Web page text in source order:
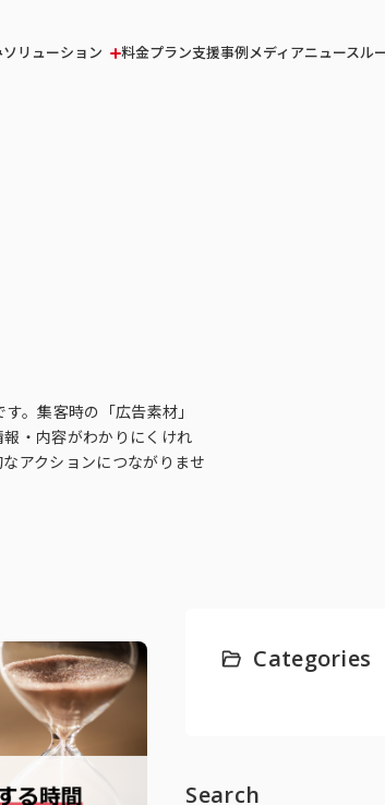
ソリューション 料金プラン支援事例メディアニュースル
。集客時の「広告素材」
・内容がわかりにくけれ
アクションにつながりませ
Categories
Search